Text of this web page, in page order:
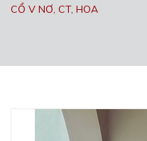
CỔ V NƠ, CT, HOA